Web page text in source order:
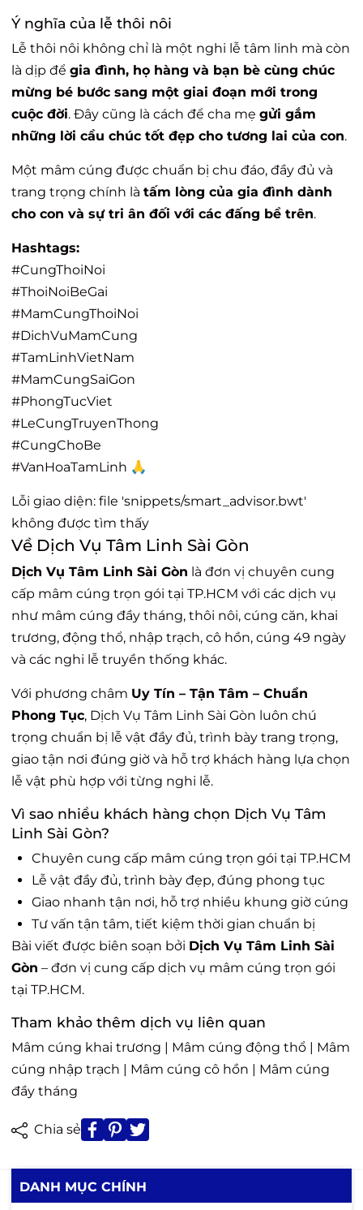
Ý nghĩa của lễ thôi nôi
Lễ thôi nôi không chỉ là một nghi lễ tâm linh mà còn
là dịp để gia đình, họ hàng và bạn bè cùng chúc
mừng bé bước sang một giai đoạn mới trong
cuộc đời. Đây cũng là cách để cha mẹ gửi gắm
những lời cầu chúc tốt đẹp cho tương lai của con.
Một mâm cúng được chuẩn bị chu đáo, đầy đủ và
trang trọng chính là tấm lòng của gia đình dành
cho con và sự tri ân đối với các đấng bề trên.
Hashtags:
#CungThoiNoi
#ThoiNoiBeGai
#MamCungThoiNoi
#DichVuMamCung
#TamLinhVietNam
#MamCungSaiGon
#PhongTucViet
#LeCungTruyenThong
#CungChoBe
#VanHoaTamLinh 🙏
Lỗi giao diện: file 'snippets/smart_advisor.bwt'
không được tìm thấy
Về Dịch Vụ Tâm Linh Sài Gòn
Dịch Vụ Tâm Linh Sài Gòn là đơn vị chuyên cung
cấp mâm cúng trọn gói tại TP.HCM với các dịch vụ
như mâm cúng đầy tháng, thôi nôi, cúng căn, khai
trương, động thổ, nhập trạch, cô hồn, cúng 49 ngày
và các nghi lễ truyền thống khác.
Với phương châm Uy Tín – Tận Tâm – Chuẩn
Phong Tục, Dịch Vụ Tâm Linh Sài Gòn luôn chú
trọng chuẩn bị lễ vật đầy đủ, trình bày trang trọng,
giao tận nơi đúng giờ và hỗ trợ khách hàng lựa chọn
lễ vật phù hợp với từng nghi lễ.
Vì sao nhiều khách hàng chọn Dịch Vụ Tâm
Linh Sài Gòn?
Chuyên cung cấp mâm cúng trọn gói tại TP.HCM
Lễ vật đầy đủ, trình bày đẹp, đúng phong tục
Giao nhanh tận nơi, hỗ trợ nhiều khung giờ cúng
Tư vấn tận tâm, tiết kiệm thời gian chuẩn bị
Bài viết được biên soạn bởi Dịch Vụ Tâm Linh Sài
Gòn – đơn vị cung cấp dịch vụ mâm cúng trọn gói
tại TP.HCM.
Tham khảo thêm dịch vụ liên quan
Mâm cúng khai trương | Mâm cúng động thổ | Mâm
cúng nhập trạch | Mâm cúng cô hồn | Mâm cúng
đầy tháng
Chia sẻ
DANH MỤC CHÍNH